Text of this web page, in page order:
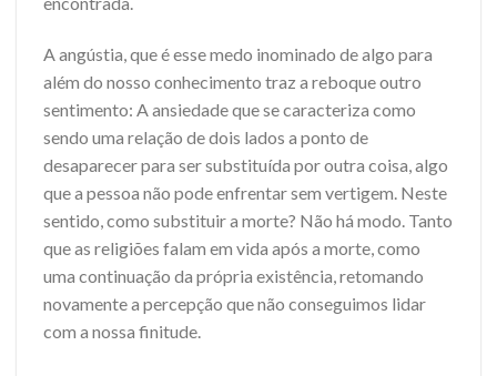
A angústia, que é esse medo inominado de algo para
além do nosso conhecimento traz a reboque outro
sentimento: A ansiedade que se caracteriza como
sendo uma relação de dois lados a ponto de
desaparecer para ser substituída por outra coisa, algo
que a pessoa não pode enfrentar sem vertigem. Neste
sentido, como substituir a morte? Não há modo. Tanto
que as religiões falam em vida após a morte, como
uma continuação da própria existência, retomando
novamente a percepção que não conseguimos lidar
com a nossa finitude.